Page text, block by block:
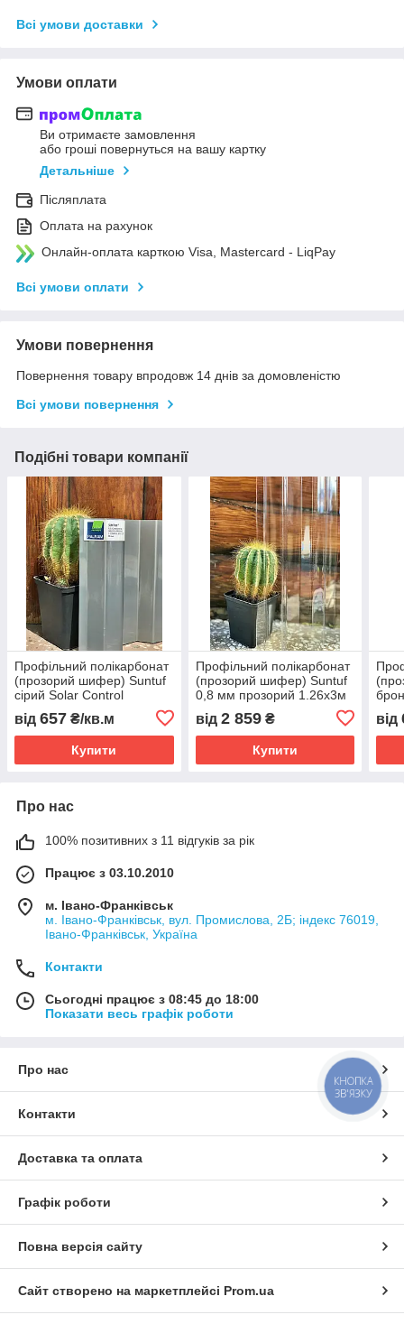
Всі умови доставки
Умови оплати
Ви отримаєте замовлення
або гроші повернуться на вашу картку
Детальніше
Післяплата
Оплата на рахунок
Онлайн-оплата карткою Visa, Mastercard - LiqPay
Всі умови оплати
Умови повернення
Повернення товару впродовж 14 днів за домовленістю
Всі умови повернення
Подібні товари компанії
Профільний полікарбонат
(прозорий шифер) Suntuf
сірий Solar Control
від 657 ₴/кв.м
Купити
Профільний полікарбонат
(прозорий шифер) Suntuf
0,8 мм прозорий 1.26x3м
від 2 859₴
Купити
від
Про нас
100% позитивних з 11 відгуків за рік
Працює з 03.10.2010
м. Івано-Франківськ
м. Івано-Франківськ, вул. Промислова, 2Б; індекс 76019,
Івано-Франківськ, Україна
Контакти
Сьогодні працює з 08:45 до 18:00
Показати весь графік роботи
Про нас
Контакти
Доставка та оплата
Графік роботи
Повна версія сайту
Сайт створено на маркетплейсі Prom.ua
КНОПКА
ЗВ'ЯЗКУ